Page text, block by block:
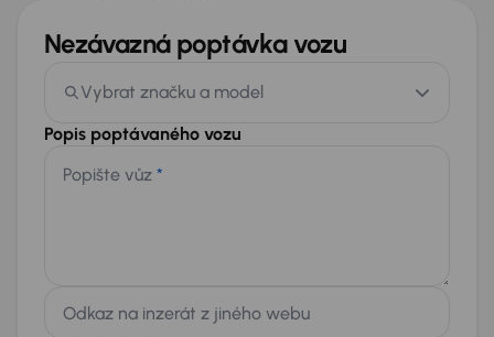
Nezávazná poptávka vozu
Vybrat značku a model
Popis poptávaného vozu
Popište vůz *
Odkaz na inzerát z jiného webu